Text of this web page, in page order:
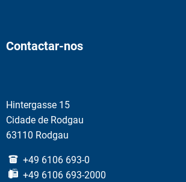
Contactar-nos
Hintergasse 15
Cidade de Rodgau
63110 Rodgau
+49 6106 693-0
+49 6106 693-2000